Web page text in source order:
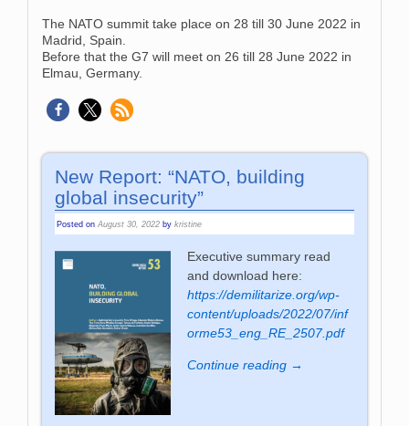
The NATO summit take place on 28 till 30 June 2022 in
Madrid, Spain.
Before that the G7 will meet on 26 till 28 June 2022 in
Elmau, Germany.
New Report: “NATO, building
global insecurity”
Posted onAugust 30, 2022 bykristine
Executive summary read
and download here:
https://demilitarize.org/wp-
content/uploads/2022/07/inf
orme53_eng_RE_2507.pdf
Continue reading →